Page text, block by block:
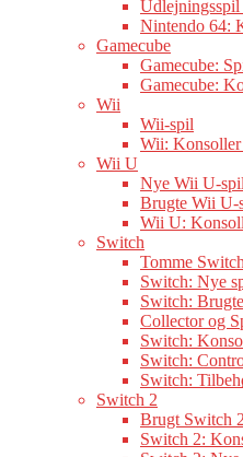
Nintendo 64:
Gamecube
Gamecube:
Gamecube:
Wii
Wii-spil
Wii:
Wii U
Nye Wii U-spil
Brugte Wii U-
Wii U:
Switch
Tomme
Switch: Nye
Switch:
Collector og
Switch:
Switch:
Switch:
Switch 2
Brugt Switch
Switch 2: